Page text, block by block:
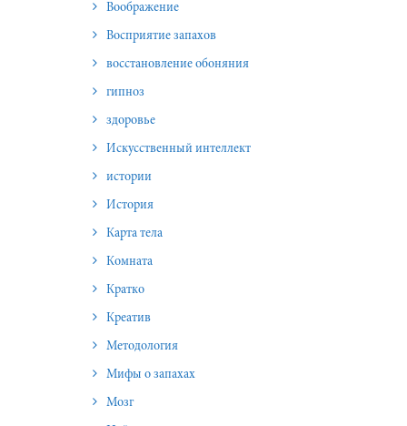
Воображение
Восприятие запахов
восстановление обоняния
гипноз
здоровье
Искусственный интеллект
истории
История
Карта тела
Комната
Кратко
Креатив
Методология
Мифы о запахах
Мозг